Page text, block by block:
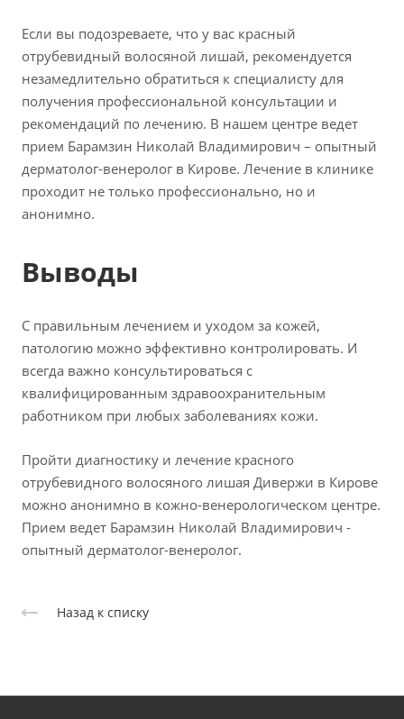
Если вы подозреваете, что у вас красный
отрубевидный волосяной лишай, рекомендуется
незамедлительно обратиться к специалисту для
получения профессиональной консультации и
рекомендаций по лечению. В нашем центре ведет
прием Барамзин Николай Владимирович – опытный
дерматолог-венеролог в Кирове. Лечение в клинике
проходит не только профессионально, но и
анонимно.
Выводы
С правильным лечением и уходом за кожей,
патологию можно эффективно контролировать. И
всегда важно консультироваться с
квалифицированным здравоохранительным
работником при любых заболеваниях кожи.
Пройти диагностику и лечение красного
отрубевидного волосяного лишая Дивержи в Кирове
можно анонимно в кожно-венерологическом центре.
Прием ведет Барамзин Николай Владимирович -
опытный дерматолог-венеролог.
Назад к списку